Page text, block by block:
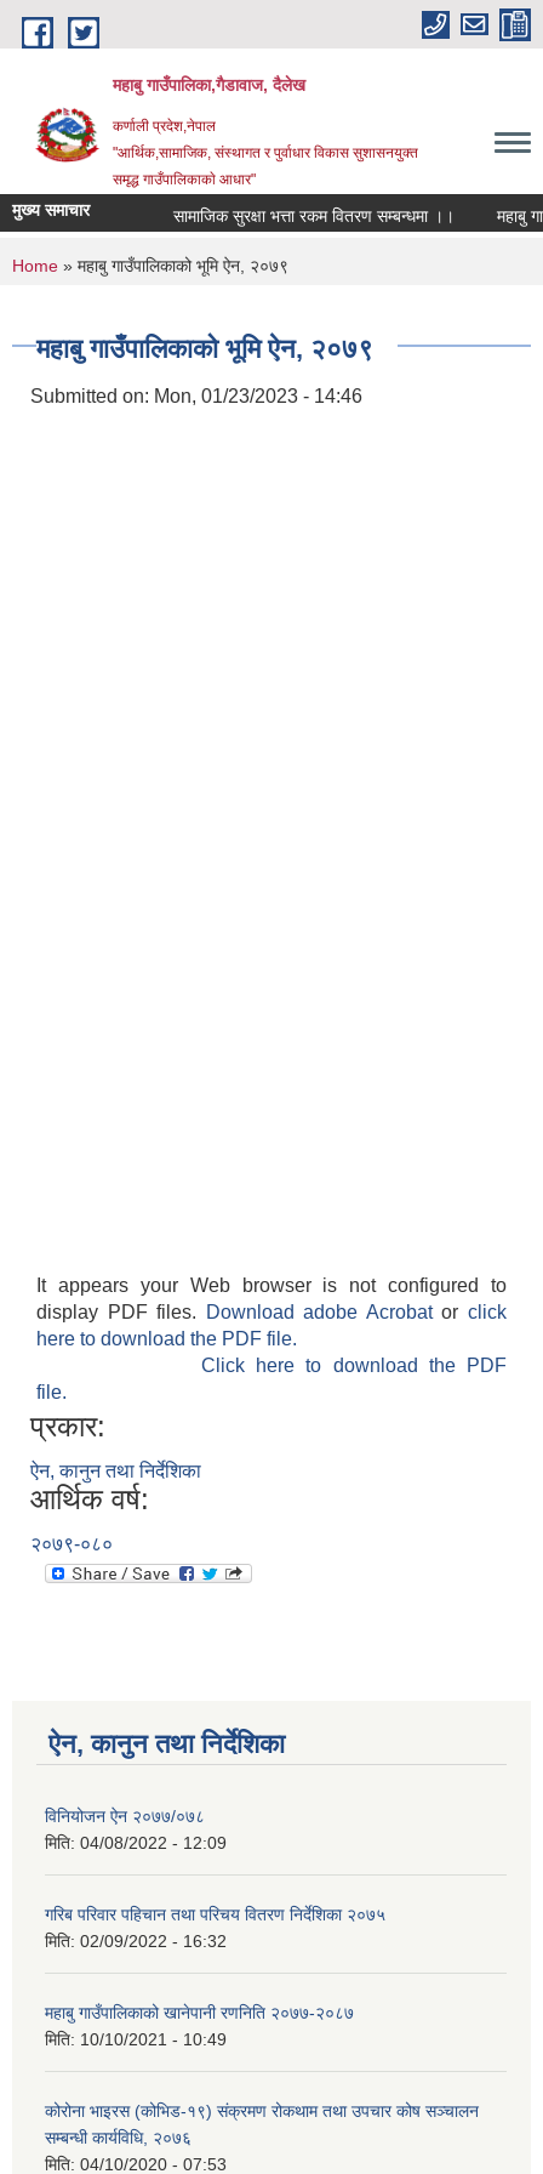
Skip to main content
महाबु गाउँपालिका,गैडावाज, दैलेख
कर्णाली प्रदेश,नेपाल
"आर्थिक,सामाजिक, संस्थागत र पुर्वाधार विकास सुशासनयुक्त
समृद्ध गाउँपालिकाकाे आधार"
मुख्य समाचार सामाजिक सुरक्षा भत्ता रकम वितरण सम्बन्धमा ।।
You are here
Home » महाबु गाउँपालिकाको भूमि ऐन, २०७९
महाबु गाउँपालिकाको भूमि ऐन, २०७९
Submitted on: Mon, 01/23/2023 - 14:46
It appears your Web browser is not configured to
display PDF files.
Download adobe Acrobatorclick
here to download the PDF file.
Click here to download the PDF
file.
प्रकार:
ऐन, कानुन तथा निर्देशिका
आर्थिक वर्ष:
२०७९-०८०
ऐन, कानुन तथा निर्देशिका
विनियोजन ऐन २०७७/०७८
मिति: 04/08/2022 - 12:09
गरिब परिवार पहिचान तथा परिचय वितरण निर्देशिका २०७५
मिति: 02/09/2022 - 16:32
महाबु गाउँपालिकाको खानेपानी रणनिति २०७७-२०८७
मिति: 10/10/2021 - 10:49
कोरोना भाइरस (कोभिड-१९) संक्रमण रोकथाम तथा उपचार कोष सञ्चालन
सम्बन्धी कार्यविधि, २०७६
मिति: 04/10/2020 - 07:53